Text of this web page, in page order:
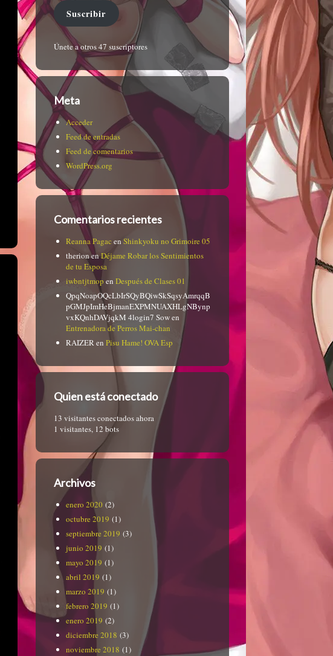
Suscribir
Únete a otros 47 suscriptores
Meta
Acceder
Feed de entradas
Feed de comentarios
WordPress.org
Comentarios recientes
Reanna Pagac enShinkyoku no Grimoire 05
therionenDéjame Robar los Sentimientos
de tu Esposa
iwbntjtmop en Después de Clases 01
QpqNoapOQcLbIrSQyBQiwSkSqsyAmrqqB
pGMJpImHeBjmanEXPMNUAXHLgNBynp
vxKQnhDAVjqkM 4login7 Sowen
Entrenadora de Perros Mai-chan
RAIZERen Pisu Hame! OVA Esp
Quien está conectado
13 visitantes conectados ahora
1 visitantes, 12 bots
Archivos
enero 2020 (2)
octubre 2019 (1)
septiembre 2019 (3)
junio 2019 (1)
mayo 2019 (1)
abril 2019 (1)
marzo 2019 (1)
febrero 2019 (1)
enero 2019 (2)
diciembre 2018 (3)
noviembre 2018 (1)